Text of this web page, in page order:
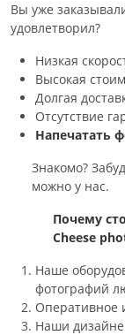
Вы уже
удовлетворил?
Низкая
Высокая
Долгая
Отсутствие
Напечатать
Знакомо?
можно у нас.
Почему
Cheese
Наше
фотографий
Оперативное
Наши